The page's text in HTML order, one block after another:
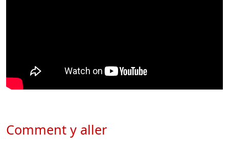
Comment y aller